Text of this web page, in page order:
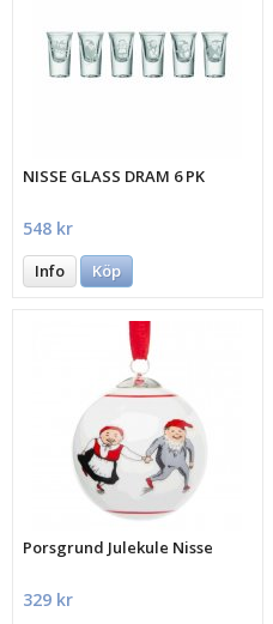
NISSE GLASS DRAM 6 PK
548 kr
Info Köp
Porsgrund Julekule Nisse
329 kr